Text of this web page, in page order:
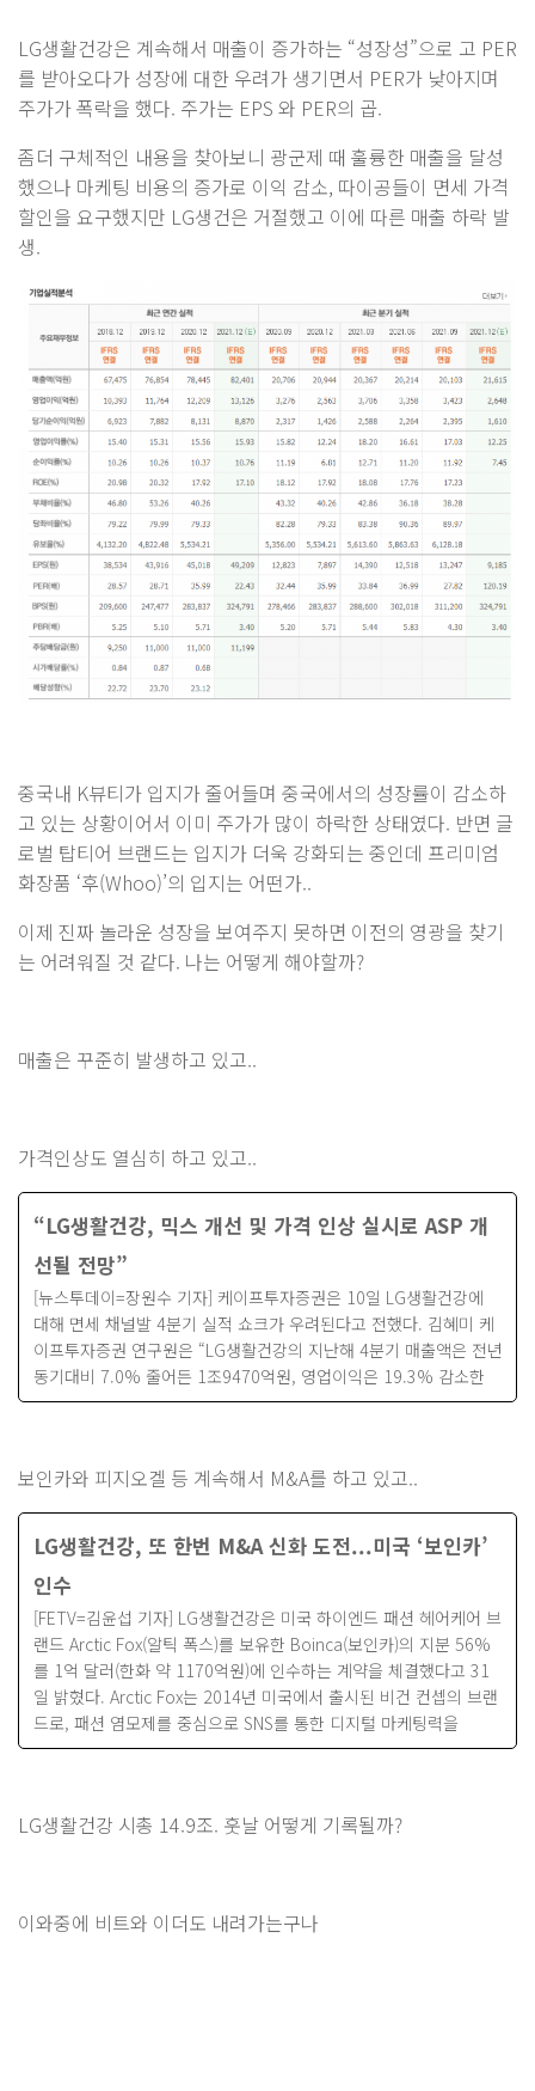
LG생활건강은 계속해서 매출이 증가하는 “성장성”으로 고 PER
를 받아오다가 성장에 대한 우려가 생기면서 PER가 낮아지며
주가가 폭락을 했다. 주가는 EPS 와 PER의 곱.
좀더 구체적인 내용을 찾아보니 광군제 때 훌륭한 매출을 달성
했으나 마케팅 비용의 증가로 이익 감소, 따이공들이 면세 가격
할인을 요구했지만 LG생건은 거절했고 이에 따른 매출 하락 발
생.
중국내 K뷰티가 입지가 줄어들며 중국에서의 성장률이 감소하
고 있는 상황이어서 이미 주가가 많이 하락한 상태였다. 반면 글
로벌 탑티어 브랜드는 입지가 더욱 강화되는 중인데 프리미엄
화장품 ‘후(Whoo)’의 입지는 어떤가..
이제 진짜 놀라운 성장을 보여주지 못하면 이전의 영광을 찾기
는 어려워질 것 같다. 나는 어떻게 해야할까?
매출은 꾸준히 발생하고 있고..
가격인상도 열심히 하고 있고..
“LG생활건강, 믹스 개선 및 가격 인상 실시로 ASP 개
선될 전망”
[뉴스투데이=장원수 기자] 케이프투자증권은 10일 LG생활건강에
대해 면세 채널발 4분기 실적 쇼크가 우려된다고 전했다. 김혜미 케
이프투자증권 연구원은 “LG생활건강의 지난해 4분기 매출액은 전년
동기대비 7.0% 줄어든 1조9470억원, 영업이익은 19.3% 감소한
보인카와 피지오겔 등 계속해서 M&A를 하고 있고..
LG생활건강, 또 한번 M&A 신화 도전...미국 ‘보인카’
인수
[FETV=김윤섭 기자] LG생활건강은 미국 하이엔드 패션 헤어케어 브
랜드 Arctic Fox(알틱 폭스)를 보유한 Boinca(보인카)의 지분 56%
를 1억 달러(한화 약 1170억원)에 인수하는 계약을 체결했다고 31
일 밝혔다. Arctic Fox는 2014년 미국에서 출시된 비건 컨셉의 브랜
드로, 패션 염모제를 중심으로 SNS를 통한 디지털 마케팅력을
LG생활건강 시총 14.9조. 훗날 어떻게 기록될까?
이와중에 비트와 이더도 내려가는구나